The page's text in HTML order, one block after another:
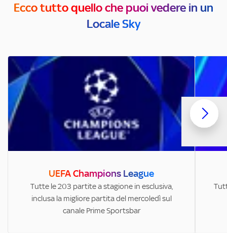
Ecco tutto quello che puoi vedere in un
Locale Sky
UEFA Champions League
Tutte le 203 partite a stagione in esclusiva,
inclusa la migliore partita del mercoledì sul
canale Prime Sportsbar